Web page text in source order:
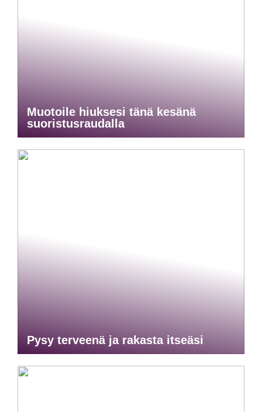
Muotoile hiuksesi tänä kesänä
suoristusraudalla
Pysy terveenä ja rakasta itseäsi